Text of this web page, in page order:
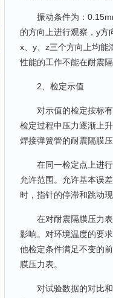
振动条件为：
的方向上进行观察，y方
x、y、z三个方向上均能
性能的工作不能在耐震
2、检定示值
对示值的检定按标有
检定过程中压力逐渐上
焊接弹簧管的耐震隔膜
在同一检定点上进行
允许范围。允许基本误
时，指针的停滞和跳动
在对耐震隔膜压力表
影响。对环境温度的要
他检定条件满足不变的
膜压力表。
对试验数据的对比和